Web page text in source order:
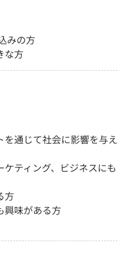
みの方
な方
を通じて社会に影響を与え
ケティング、ビジネスにも
方
興味がある方